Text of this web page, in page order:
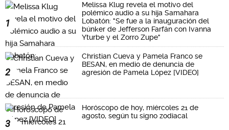
1
Melissa Klug revela el motivo del
polémico audio a su hija Samahara
Lobatón: "Se fue a la inauguración del
búnker de Jefferson Farfán con Ivanna
Yturbe y el Zorro Zupe"
2
Christian Cueva y Pamela Franco se
BESAN, en medio de denuncia de
agresión de Pamela López [VIDEO]
3
Horóscopo de hoy, miércoles 21 de
agosto, según tu signo zodiacal